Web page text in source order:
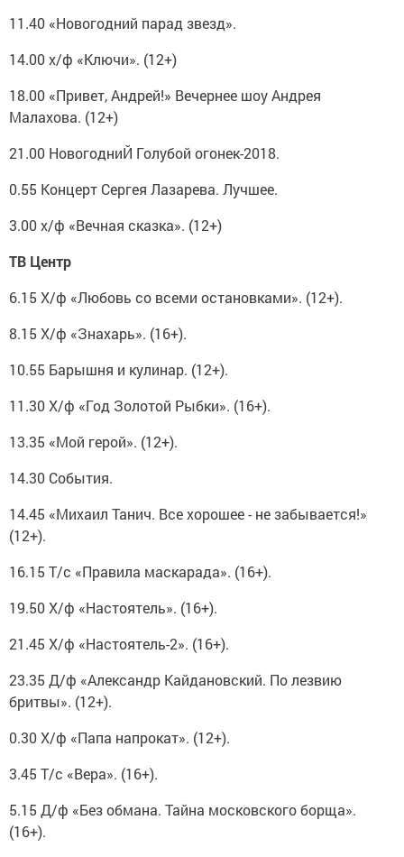
11.40 «Новогодний парад звезд».
14.00 х/ф «Ключи». (12+)
18.00 «Привет, Андрей!» Вечернее шоу Андрея
Малахова. (12+)
21.00 НовогодниЙ Голубой огонек-2018.
0.55 Концерт Сергея Лазарева. Лучшее.
3.00 х/ф «Вечная сказка». (12+)
ТВ Центр
6.15 Х/ф «Любовь со всеми остановками». (12+).
8.15 Х/ф «Знахарь». (16+).
10.55 Барышня и кулинар. (12+).
11.30 Х/ф «Год Золотой Рыбки». (16+).
13.35 «Мой герой». (12+).
14.30 События.
14.45 «Михаил Танич. Все хорошее - не забывается!»
(12+).
16.15 Т/с «Правила маскарада». (16+).
19.50 Х/ф «Настоятель». (16+).
21.45 Х/ф «Настоятель-2». (16+).
23.35 Д/ф «Александр Кайдановский. По лезвию
бритвы». (12+).
0.30 Х/ф «Папа напрокат». (12+).
3.45 Т/с «Вера». (16+).
5.15 Д/ф «Без обмана. Тайна московского борща».
(16+).